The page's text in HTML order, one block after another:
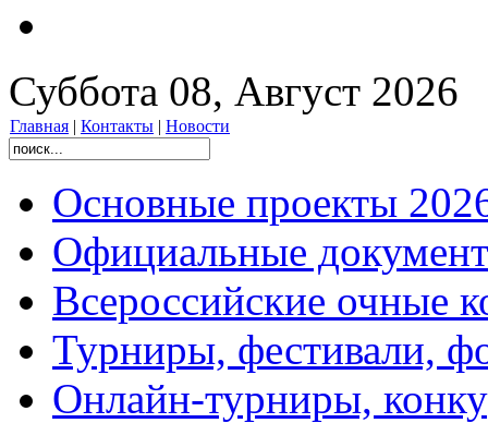
Суббота 08, Август 2026
Главная | Контакты | Новости
Основные проекты
Официальные
Всероссийские очные
Турниры, фестивали,
Онлайн-турниры,